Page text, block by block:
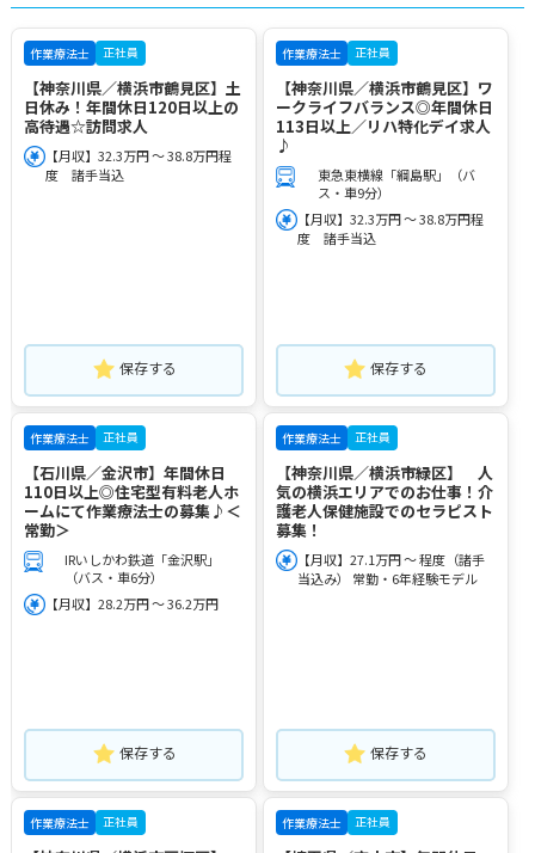
作業療法士 正社員
【神奈川県／横浜市鶴見区】土
日休み！年間休日120日以上の
高待遇☆訪問求人
【月収】32.3万円 ～ 38.8万円程
度 諸手当込
保存する
作業療法士 正社員
【神奈川県／横浜市鶴見区】ワ
ークライフバランス◎年間休日
113日以上／リハ特化デイ求人
♪
東急東横線「綱島駅」（バ
ス・車9分）
【月収】32.3万円 ～ 38.8万円程
度 諸手当込
保存する
作業療法士 正社員
【石川県／金沢市】年間休日
110日以上◎住宅型有料老人ホ
ームにて作業療法士の募集♪＜
常勤＞
IRいしかわ鉄道「金沢駅」
（バス・車6分）
【月収】28.2万円 ～ 36.2万円
保存する
作業療法士 正社員
【神奈川県／横浜市緑区】 人
気の横浜エリアでのお仕事！介
護老人保健施設でのセラピスト
募集！
【月収】27.1万円 ～ 程度（諸手
当込み） 常勤・6年経験モデル
保存する
作業療法士 正社員 作業療法士 正社員